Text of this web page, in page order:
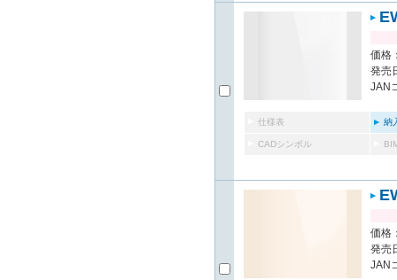
価格
発売
JAN
仕様表 納
CADシンボル
価格
発売
JAN